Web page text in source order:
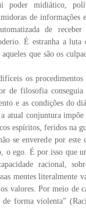
poder midiático, polí
de informações
de
É estranha a luta
que são os
íceis os
de filosofia
e as condições do
atual conjuntura impõ
espíritos, feridos na
se enverede por este
o ego. É por isso que
racional,
mentes literalmente
valores. Por meio de
de forma violenta”